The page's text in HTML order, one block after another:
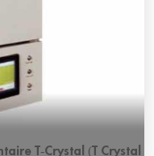
T-Crystal (T Crystal